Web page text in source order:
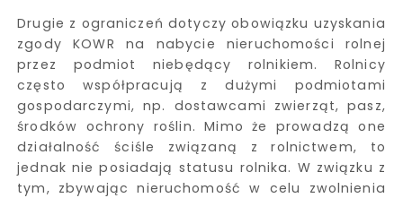
Drugie z ograniczeń dotyczy obowiązku uzyskania
zgody KOWR na nabycie nieruchomości rolnej
przez podmiot niebędący rolnikiem. Rolnicy
często współpracują z dużymi podmiotami
gospodarczymi, np. dostawcami zwierząt, pasz,
środków ochrony roślin. Mimo że prowadzą one
działalność ściśle związaną z rolnictwem, to
jednak nie posiadają statusu rolnika. W związku z
tym, zbywając nieruchomość w celu zwolnienia